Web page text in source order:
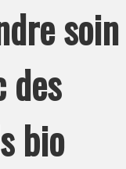
soin
des
bio